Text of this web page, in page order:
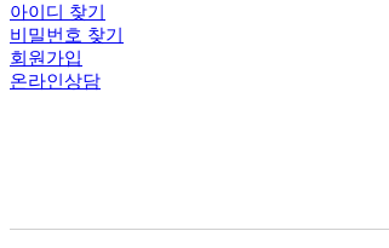
아이디 찾기
비밀번호 찾기
회원가입
온라인상담